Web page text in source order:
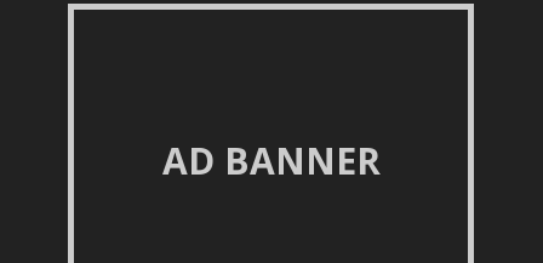
AD BANNER